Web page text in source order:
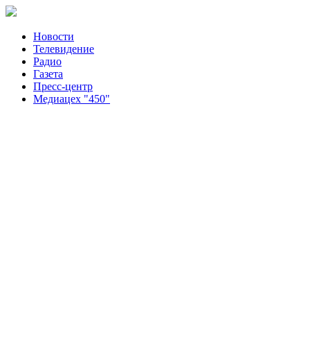
Новости
Телевидение
Радио
Газета
Пресс-центр
Медиацех "450"